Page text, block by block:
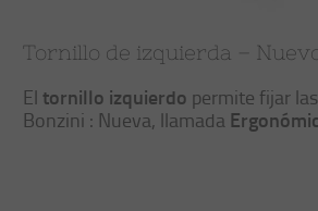
Tornillo de izquierda –
El tornillo izquierdo permite fijar
Bonzini : Nueva, llamada